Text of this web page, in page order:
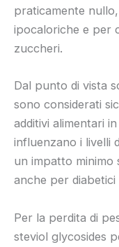
praticamente
ipocaloriche e per
zuccheri.
Dal punto di vista
sono considerati
additivi alimentari
influenzano i livelli
un impatto minimo
anche per
Per la perdita di
steviol glycosides